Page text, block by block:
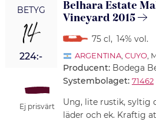
BETYG
14
224:-
Ej prisvärt
Belhara Estate
Vineyard 2015
75 cl , 14% vol.
ARGENTINA, CUYO,
Producent: Bodega
Systembolaget: 71462
Ung, lite rustik, syltig
läder och ek. Kraftig